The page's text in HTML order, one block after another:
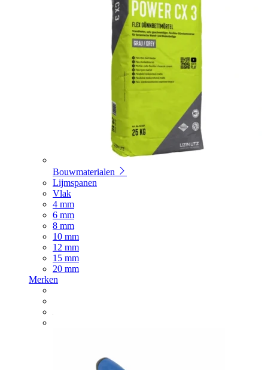
Bouwmaterialen
Lijmspanen
Vlak
4 mm
6 mm
8 mm
10 mm
12 mm
15 mm
20 mm
Merken